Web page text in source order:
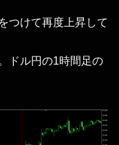
つけて再度上昇して
ドル円の1時間足の